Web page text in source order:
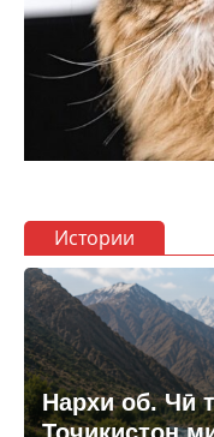
Истории
Нархи об. Чӣ